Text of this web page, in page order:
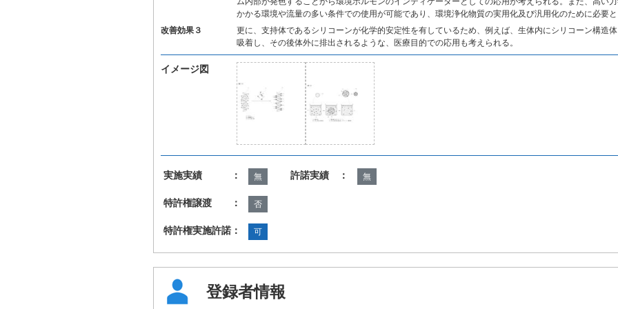
かかる環境や流量の多い条件での使用が可能であり、環境浄化物質の実用化及び汎用化のために必要
改善効果３
更に、支持体であるシリコーンが化学的安定性を有しているため、例えば、生体内にシリコーン構造
吸着し、その後体外に排出されるような、医療目的での応用も考えられる。
イメージ図
実施実績 ： 無 許諾実績 ： 無
特許権譲渡 ： 否
特許権実施許諾： 可
登録者情報